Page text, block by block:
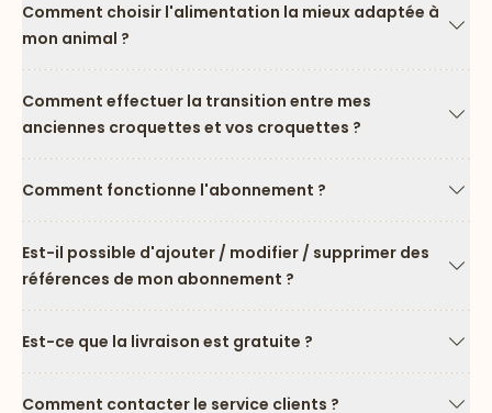
Comment choisir l'alimentation la mieux adaptée à
mon animal ?
Comment effectuer la transition entre mes
anciennes croquettes et vos croquettes ?
Comment fonctionne l'abonnement ?
Est-il possible d'ajouter / modifier / supprimer des
références de mon abonnement ?
Est-ce que la livraison est gratuite ?
Comment contacter le service clients ?